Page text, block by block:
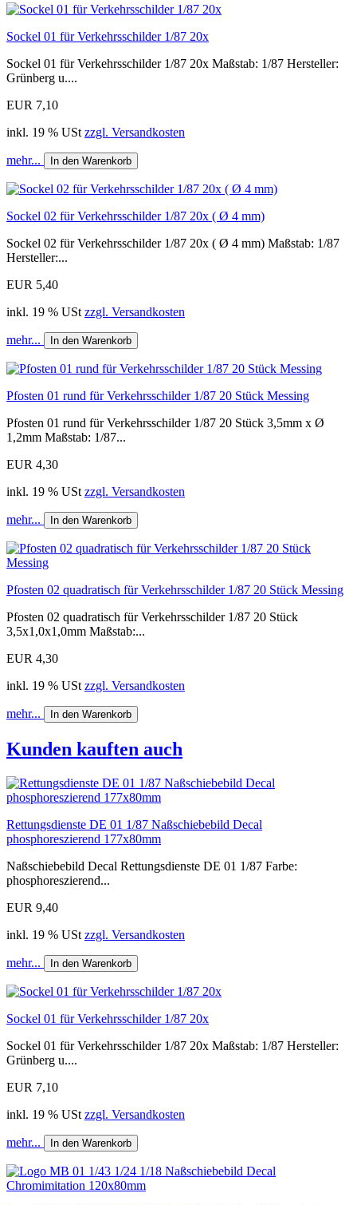
Sockel 01 für Verkehrsschilder 1/87 20x
Sockel 01 für Verkehrsschilder 1/87 20x Maßstab: 1/87 Hersteller:
Grünberg u....
EUR 7,10
inkl. 19 % USt zzgl. Versandkosten
mehr... In den Warenkorb
Sockel 02 für Verkehrsschilder 1/87 20x ( Ø 4 mm)
Sockel 02 für Verkehrsschilder 1/87 20x ( Ø 4 mm) Maßstab: 1/87
Hersteller:...
EUR 5,40
inkl. 19 % USt zzgl. Versandkosten
mehr... In den Warenkorb
Pfosten 01 rund für Verkehrsschilder 1/87 20 Stück Messing
Pfosten 01 rund für Verkehrsschilder 1/87 20 Stück 3,5mm x Ø
1,2mm Maßstab: 1/87...
EUR 4,30
inkl. 19 % USt zzgl. Versandkosten
mehr... In den Warenkorb
Pfosten 02 quadratisch für Verkehrsschilder 1/87 20 Stück Messing
Pfosten 02 quadratisch für Verkehrsschilder 1/87 20 Stück
3,5x1,0x1,0mm Maßstab:...
EUR 4,30
inkl. 19 % USt zzgl. Versandkosten
mehr... In den Warenkorb
Kunden kauften auch
Rettungsdienste DE 01 1/87 Naßschiebebild Decal
phosphoreszierend 177x80mm
Naßschiebebild Decal Rettungsdienste DE 01 1/87 Farbe:
phosphoreszierend...
EUR 9,40
inkl. 19 % USt zzgl. Versandkosten
mehr... In den Warenkorb
Sockel 01 für Verkehrsschilder 1/87 20x
Sockel 01 für Verkehrsschilder 1/87 20x Maßstab: 1/87 Hersteller:
Grünberg u....
EUR 7,10
inkl. 19 % USt zzgl. Versandkosten
mehr... In den Warenkorb